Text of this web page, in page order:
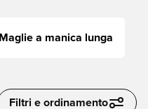
Maglie a manica lunga
Filtri e ordinamento